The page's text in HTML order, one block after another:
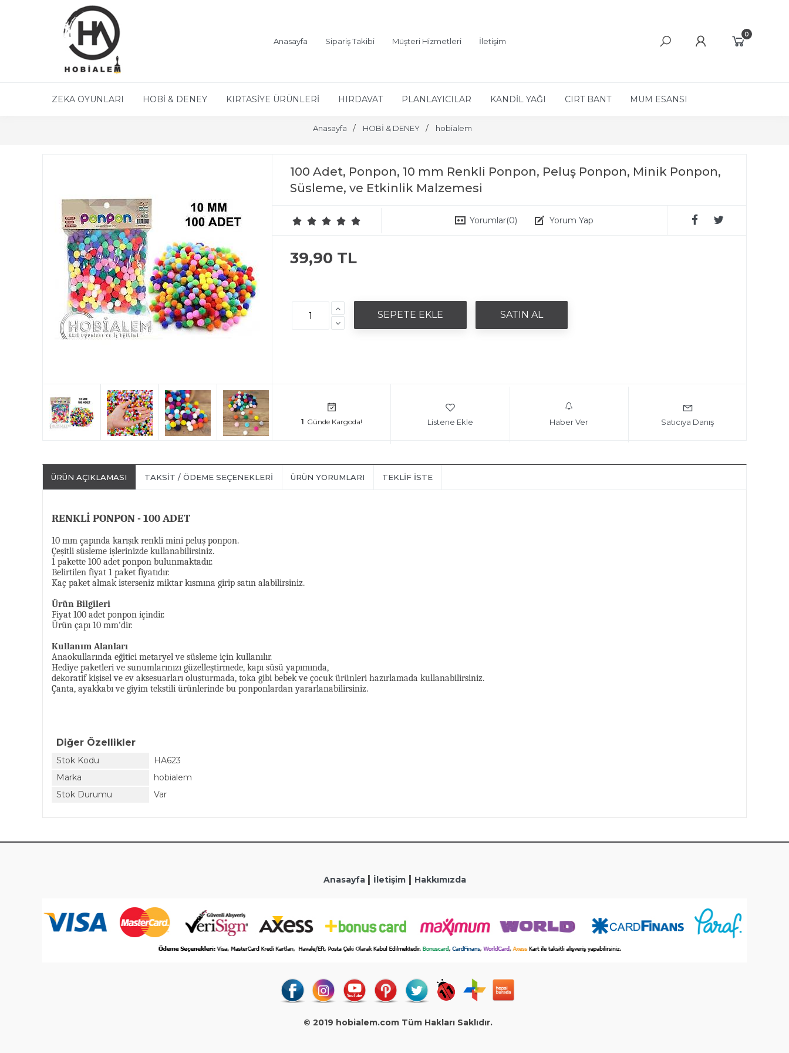
Anasayfa Sipariş Takibi Müşteri Hizmetleri İletişim
0
ZEKA OYUNLARI HOBİ & DENEY KIRTASİYE ÜRÜNLERİ HIRDAVAT PLANLAYICILAR KANDİL YAĞI CIRT BANT MUM ESANSI
Anasayfa HOBİ & DENEY hobialem
100 Adet, Ponpon, 10 mm Renkli Ponpon, Peluş Ponpon, Minik Ponpon,
Süsleme, ve Etkinlik Malzemesi
Yorumlar(0) Yorum Yap
39,90 TL
1 Listene Ekle Haber Ver Satıcıya Danış
ÜRÜN AÇIKLAMASI TAKSIT / ÖDEME SEÇENEKLERI ÜRÜN YORUMLARI TEKLIF İSTE
RENKLİ PONPON - 100 ADET
10 mm çapında karışık renkli mini peluş ponpon.
Çeşitli süsleme işlerinizde kullanabilirsiniz.
1 pakette 100 adet ponpon bulunmaktadır.
Belirtilen fiyat 1 paket fiyatıdır.
Kaç paket almak isterseniz miktar kısmına girip satın alabilirsiniz.
Ürün Bilgileri
Fiyat 100 adet ponpon içindir.
Ürün çapı 10 mm'dir.
Kullanım Alanları
Anaokullarında eğitici metaryel ve süsleme için kullanılır.
Hediye paketleri ve sunumlarınızı güzelleştirmede, kapı süsü yapımında,
dekoratif kişisel ve ev aksesuarları oluşturmada, toka gibi bebek ve çocuk ürünleri hazırlamada kullanabilirsiniz.
Çanta, ayakkabı ve giyim tekstili ürünlerinde bu ponponlardan yararlanabilirsiniz.
Diğer Özellikler
Stok Kodu
HA623
Marka
hobialem
Stok Durumu
Var
Anasayfa | İletişim| Hakkımızda
© 2019 hobialem.com Tüm Hakları Saklıdır.